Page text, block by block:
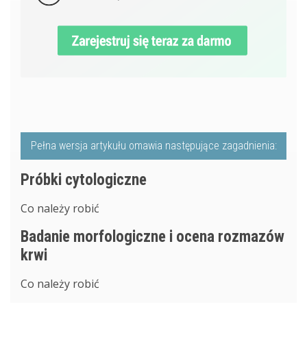
Pełna wersja artykułu omawia następujące zagadnienia:
Próbki cytologiczne
Co należy robić
Badanie morfologiczne i ocena rozmazów
krwi
Co należy robić